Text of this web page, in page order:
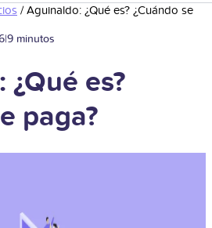
/Aguinaldo: ¿Qué es? ¿Cuándo se
|9 minutos
es?
paga?